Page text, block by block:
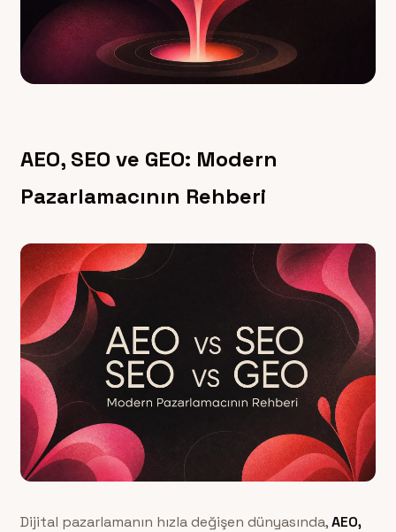
AEO, SEO ve GEO: Modern
Pazarlamacının Rehberi
Dijital pazarlamanın hızla değişen dünyasında,AEO,